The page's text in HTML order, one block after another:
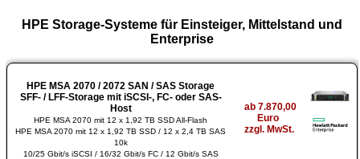
HPE Storage-Systeme für Einsteiger, Mittelstand und
Enterprise
HPE MSA 2070 / 2072 SAN / SAS Storage
SFF- / LFF-Storage mit iSCSI-, FC- oder SAS-
Host
HPE MSA 2070 mit 12 x 1,92 TB SSD All-Flash
HPE MSA 2070 mit 12 x 1,92 TB SSD / 12 x 2,4 TB SAS
10k
10/25 Gbit/s iSCSI / 16/32 Gbit/s FC / 12 Gbit/s SAS
ab 7.870,00
Euro
zzgl. MwSt.